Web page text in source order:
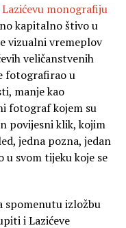
Lazićevu monografiju
kapitalno štivo u
vizualni vremeplov
veličanstvenih
fotografirao u
manje kao
fotograf kojem su
povijesni klik, kojim
jedna pozna, jedan
u svom tijeku koje se
spomenutu izložbu
i Lazićeve